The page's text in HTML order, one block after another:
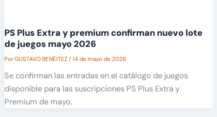
PS Plus Extra y premium confirman nuevo lote
de juegos mayo 2026
PorGUSTAVO BENÉITEZ/14 de mayo de 2026
Se confirman las entradas en el catálogo de juegos
disponible para las suscripciones PS Plus Extra y
Premium de mayo.